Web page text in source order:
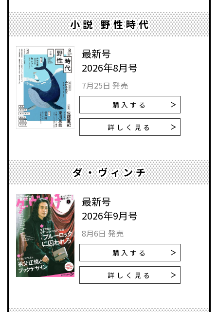
小説 野性時代
最新号
2026年8月号
7月25日 発売
購入する
詳しく見る
ダ・ヴィンチ
最新号
2026年9月号
8月6日 発売
購入する
詳しく見る